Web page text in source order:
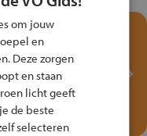
met het
Verkeersspel
fiets!
om jouw
en
Deze zorgen
en staan
licht geeft
de beste
selecteren